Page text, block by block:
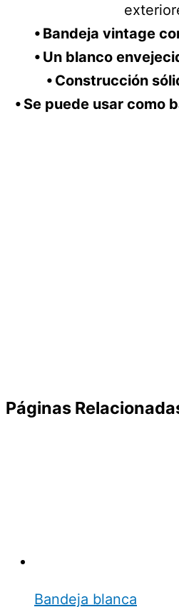
⦁ Bandeja vintage
⦁ Un blanco
⦁ Construcción
⦁ Se puede usar como
Páginas
Bandeja blanca